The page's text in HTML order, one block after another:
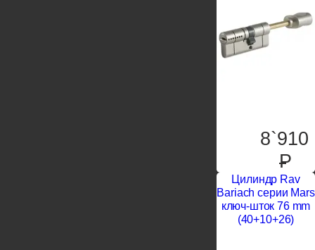
8`910
P
Цилиндр Rav
Bariach серии Mars
ключ-шток 76 mm
(40+10+26)